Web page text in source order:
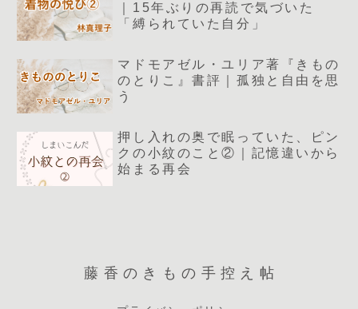
｜15年ぶりの再読で気づいた
「縛られていた自分」
マドモアゼル・ユリア著『きもの
のとりこ』書評｜孤独と自由を思
う
押し入れの奥で眠っていた、ピン
クの小紋のこと②｜記憶違いから
始まる再会
藤香のきもの手控え帖